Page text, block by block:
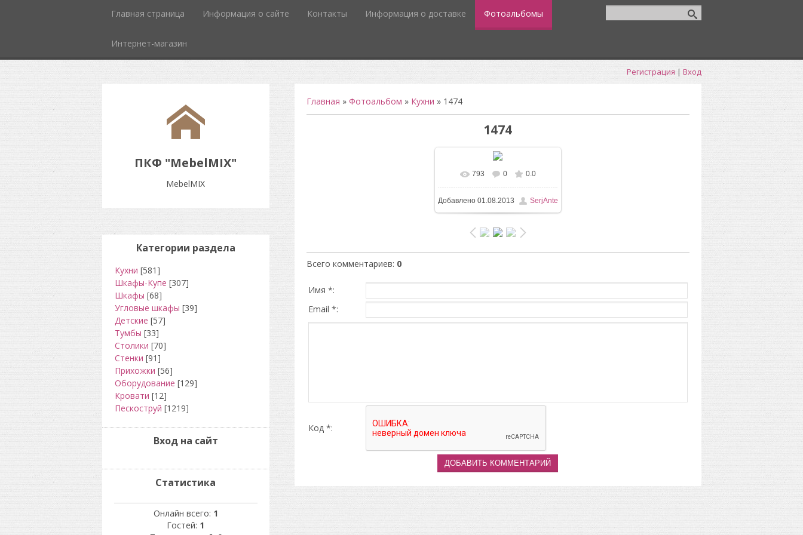
Главная страница Информация о сайте Контакты Информация о доставке Фотоальбомы
Интернет-магазин
Регистрация | Вход
ПКФ "MebelMIX"
MebelMIX
Главная » Фотоальбом » Кухни » 1474
1474
В реальном размере
1600x1200/ 231.1Kb
793 0 0.0
Добавлено01.08.2013 SerjAnte
Всего комментариев: 0
Имя *:
Email *:
Код *:
Категории раздела
Кухни [581]
Шкафы-Купе [307]
Шкафы [68]
Угловые шкафы [39]
Детские [57]
Тумбы [33]
Столики [70]
Стенки [91]
Прихожки [56]
Оборудование [129]
Кровати [12]
Пескоструй [1219]
Вход на сайт
Статистика
Онлайн всего: 1
Гостей: 1